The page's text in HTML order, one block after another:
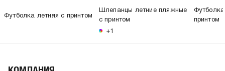
Футболка летняя с принтом
Шлепанцы летние пляжные
с принтом
+1
принтом